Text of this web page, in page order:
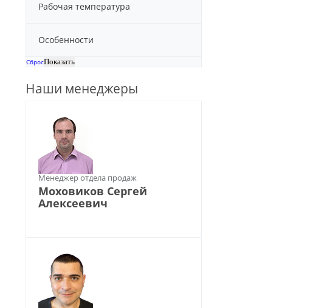
Рабочая температура
Особенности
Сброс
Наши менеджеры
Менеджер отдела продаж
Моховиков Сергей
Алексеевич